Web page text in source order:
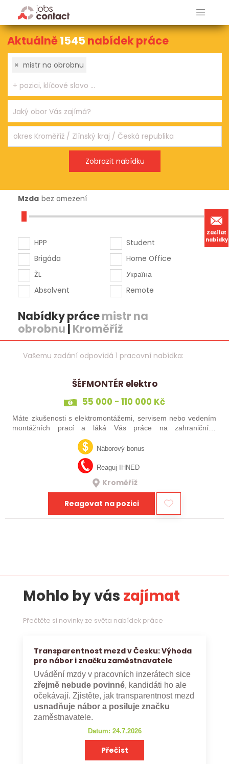
Zasílat
nabídky
Aktuálně1545 nabídek práce
× mistr na obrobnu
Mzda bez omezení
HPP
Brigáda
ŽL
Absolvent
Student
Home Office
Україна
Remote
Nabídky prácemistr na
obrobnu | Kroměříž
Vašemu zadání odpovídá 1 pracovní nabídka:
ŠÉFMONTÉR elektro
55 000 - 110 000 Kč
Máte zkušenosti s elektromontážemi, servisem nebo vedením
montážních prací a láká Vás práce na zahraničních
projektech? Nebo jste šikovný elektrikář či elektromontér, který
už nechce být jen „řadový…Náborový bonus
Reaguj IHNED
Kroměříž
Reagovat na pozici
Mohlo by vás zajímat
Přečtěte si novinky ze světa nabídek práce
Transparentnost mezd v Česku: Výhoda
pro nábor i značku zaměstnavatele
Uvádění mzdy v pracovních inzerátech sice
zřejmě nebude povinné, kandidáti ho ale
očekávají. Zjistěte, jak transparentnost mezd
usnadňuje nábor a posiluje značku
zaměstnavatele.
Datum: 24.7.2026
Přečíst